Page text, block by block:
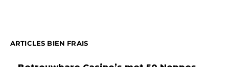
ARTICLES BIEN FRAIS